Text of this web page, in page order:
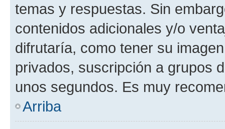
temas y respuestas. Sin
contenidos adicionales y/o
difrutaría, como tener su
privados, suscripción a grupos
unos segundos. Es muy
Arriba